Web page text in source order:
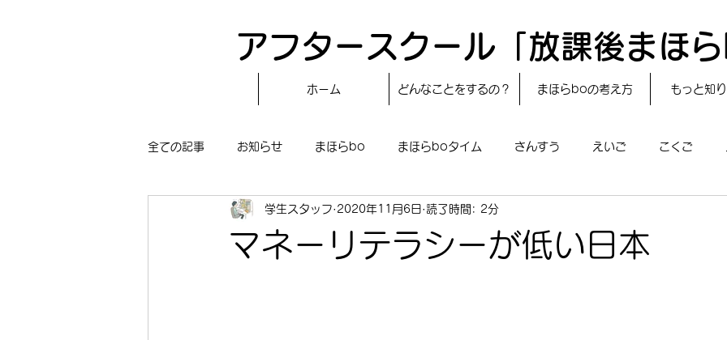
アフタースクール「放課後まほら
ホーム どんなことをするの？ まほらboの考え方 もっと知り
全ての記事 お知らせ まほらbo まほらboタイム さんすう えいご こくご
〝自分で作る〟もぐもぐタイム レシピ 24節気
マネーリテラシーが低い日本
学生スタッフ 2020年11月6日 読了時間: 2分